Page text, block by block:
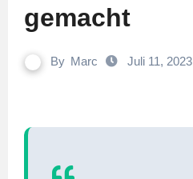
gemacht
By Marc Juli 11, 2023